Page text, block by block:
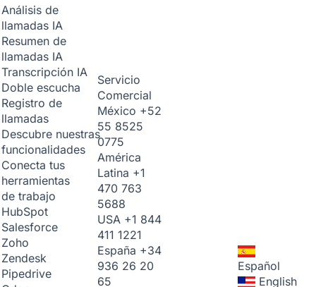
Análisis de
llamadas IA
Resumen de
llamadas IA
Transcripción IA
Doble escucha
Registro de
llamadas
Descubre nuestras
funcionalidades
Conecta tus
herramientas
de trabajo
HubSpot
Salesforce
Zoho
Zendesk
Pipedrive
Servicio
Comercial
México +52
55 8525
0775
América
Latina +1
470 763
5688
USA +1 844
411 1221
España +34
936 26 20
65
Español
English